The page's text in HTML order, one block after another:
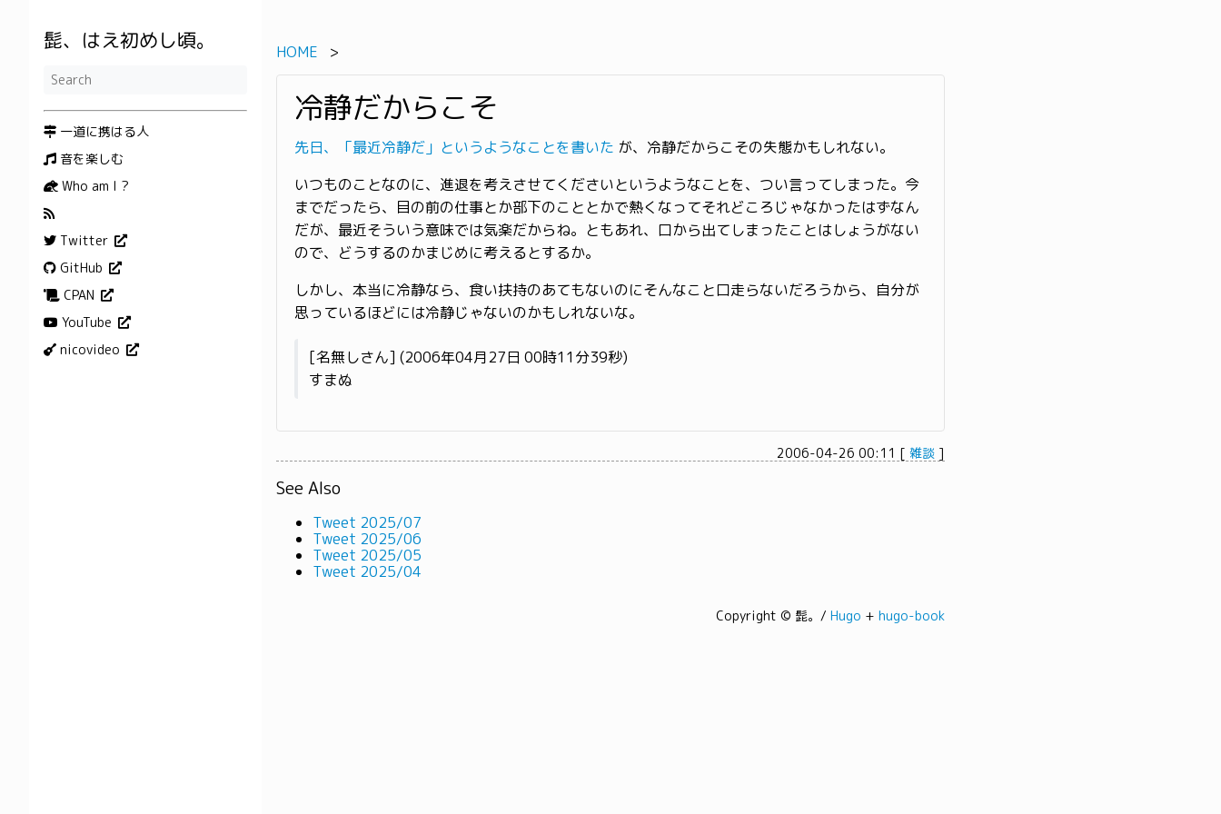
髭、はえ初めし頃。
一道に携はる人
音を楽しむ
Who am I ?
Twitter
GitHub
CPAN
YouTube
nicovideo
HOME
冷静だからこそ
先日、「最近冷静だ」というようなことを書いた が、冷静だからこその失態かもしれない。
いつものことなのに、進退を考えさせてくださいというようなことを、つい言ってしまった。今
までだったら、目の前の仕事とか部下のこととかで熱くなってそれどころじゃなかったはずなん
だが、最近そういう意味では気楽だからね。ともあれ、口から出てしまったことはしょうがない
ので、どうするのかまじめに考えるとするか。
しかし、本当に冷静なら、食い扶持のあてもないのにそんなこと口走らないだろうから、自分が
思っているほどには冷静じゃないのかもしれないな。
[名無しさん] (2006年04月27日 00時11分39秒)
すまぬ
2006-04-26 00:11 [ 雑談 ]
See Also
Tweet 2025/07
Tweet 2025/06
Tweet 2025/05
Tweet 2025/04
Copyright © 髭。/ Hugo + hugo-book